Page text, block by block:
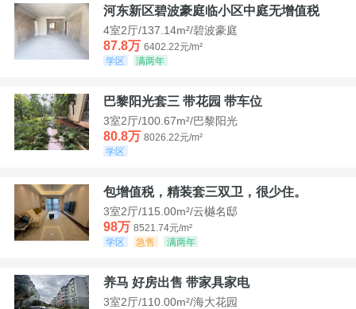
河东新区碧波豪庭临小区中庭无增值税
4室2厅/137.14m²/碧波豪庭
87.8万 6402.22元/m²
学区
满两年
巴黎阳光套三 带花园 带车位
3室2厅/100.67m²/巴黎阳光
80.8万 8026.22元/m²
学区
包增值税，精装套三双卫，很少住。
3室2厅/115.00m²/云樾名邸
98万 8521.74元/m²
学区
急售 满两年
养马 好房出售 带家具家电
3室2厅/110.00m²/海大花园